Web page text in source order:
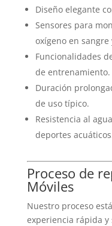
Diseño elegante
Sensores para
oxígeno en
Funcionalidades
de entrenamiento.
Duración
de uso típico.
Resistencia al
deportes
Proceso de
Móviles
Nuestro proceso
experiencia rápida y